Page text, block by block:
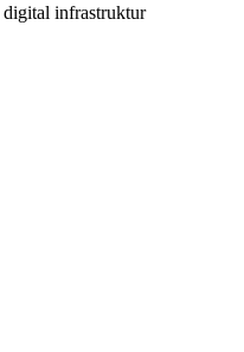
digital infrastruktur